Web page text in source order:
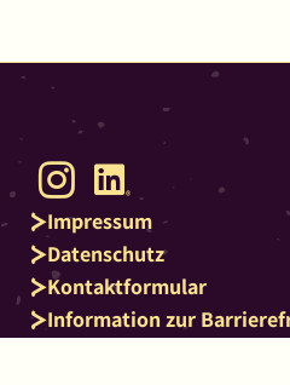
Instagram
LinkedIn
Impressum
Datenschutz
Kontaktformular
Information zur